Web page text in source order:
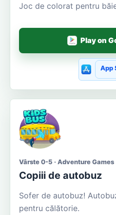
Joc de colorat pentru
Play on
App
Vârste 0-5 · Adventure Games
Copiii de autobuz
Sofer de autobuz!
pentru călătorie.